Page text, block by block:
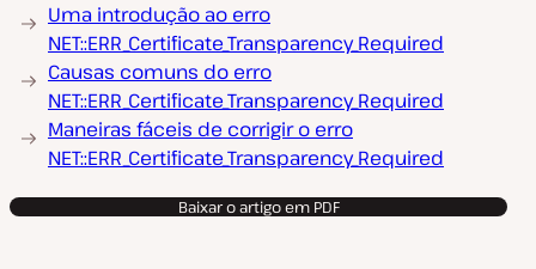
Uma introdução ao erro
NET::ERR_Certificate_Transparency_Required
Causas comuns do erro
NET::ERR_Certificate_Transparency_Required
Maneiras fáceis de corrigir o erro
NET::ERR_Certificate_Transparency_Required
Baixar o artigo em PDF